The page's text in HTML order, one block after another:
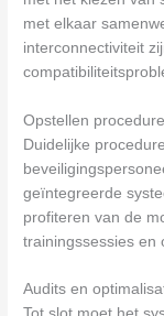
met elkaar
interconnectiviteit
Opstellen
Duidelijke
geïntegreerde
profiteren van de
trainingssessies en
Audits en